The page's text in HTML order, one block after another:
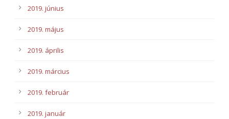
2019. június
2019. május
2019. április
2019. március
2019. február
2019. január